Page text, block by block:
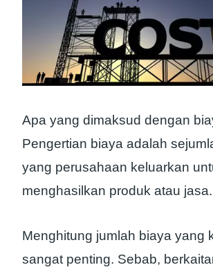
Apa yang dimaksud dengan
Pengertian biaya adalah
yang perusahaan keluarkan
menghasilkan produk atau jasa.
Menghitung jumlah biaya yang
sangat penting. Sebab,